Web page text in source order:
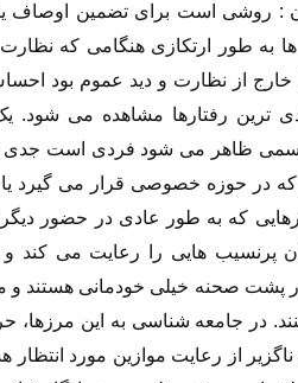
: روشی است برای تضمین اوصاف
ها به طور ارتکازی هنگامی که
خارج از نظارت و دید عموم بود
ترین رفتارها مشاهده می شود.
ظاهر می شود فردی است جدی و
که در حوزه خصوصی قرار می گیرد
که به طور عادی در حضور
پرنسیب هایی را رعایت می کند
پشت صحنه خیلی خودمانی هستند و
در جامعه شناسی به این
ناگزیر از رعایت موازین مورد